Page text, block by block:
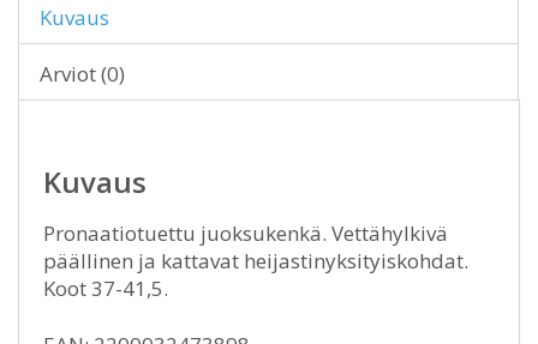
Kuvaus
Arviot (0)
Kuvaus
Pronaatiotuettu juoksukenkä. Vettähylkivä
päällinen ja kattavat heijastinyksityiskohdat.
Koot 37-41,5.